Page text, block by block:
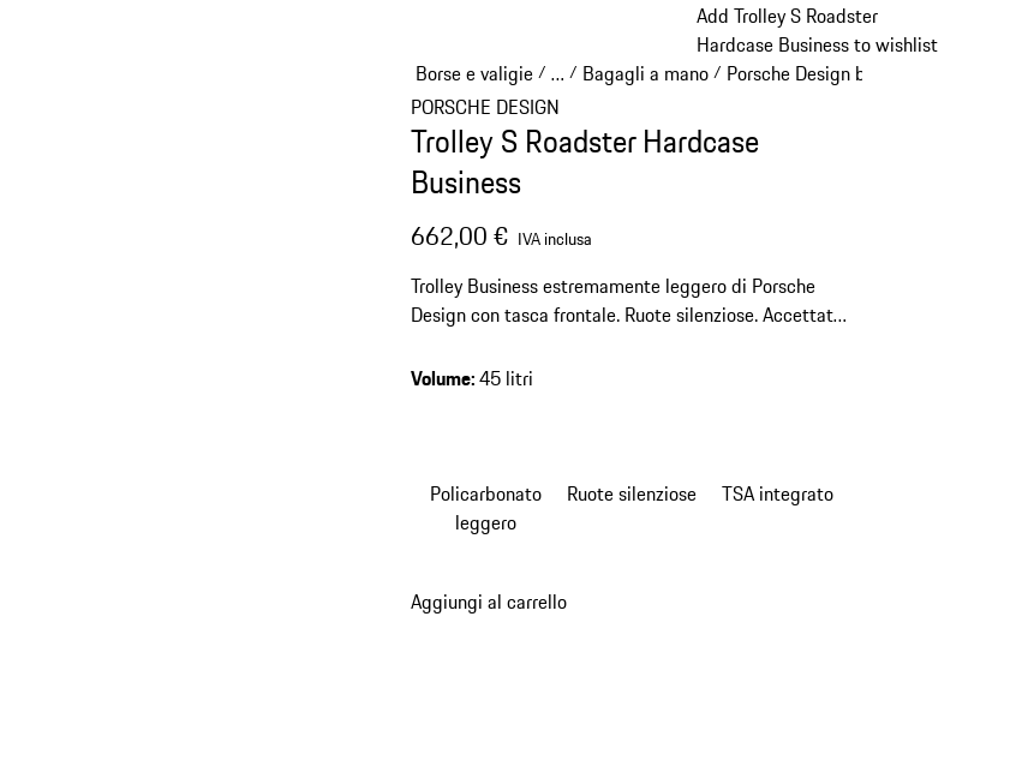
Add Trolley S Roadster
Hardcase Business to wishlist
Borse e valigie/ …
Reveal collapsed breadcrumb items
/ Bagagli a mano/ Porsche Design bagagli a mano
PORSCHE DESIGN
Trolley S Roadster Hardcase
Business
662,00 € IVA inclusa
Trolley Business estremamente leggero di Porsche
Design con tasca frontale. Ruote silenziose. Accettato
compagnie aeree.
Volume:45 litri
Policarbonato
leggero
Ruote silenziose TSA integrato
Aggiungi al carrello